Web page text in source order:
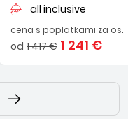
all inclusive
cena s poplatkami za os.
od 1 417 € 1 241 €